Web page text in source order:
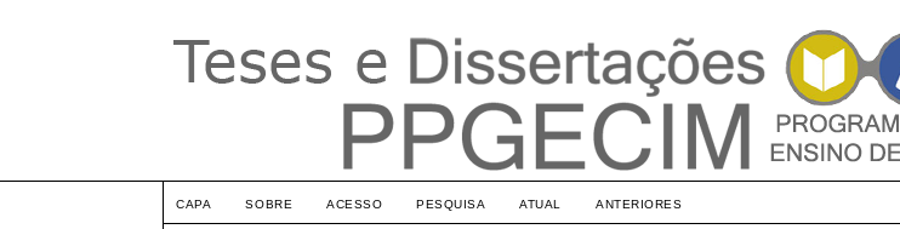
CAPA SOBRE ACESSO PESQUISA ATUAL ANTERIORES